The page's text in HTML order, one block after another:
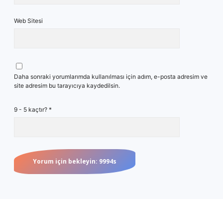
Web Sitesi
Daha sonraki yorumlarımda kullanılması için adım, e-posta adresim ve
site adresim bu tarayıcıya kaydedilsin.
9 - 5 kaçtır? *